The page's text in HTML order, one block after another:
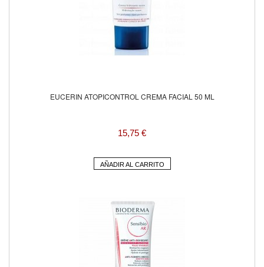
EUCERIN ATOPICONTROL CREMA FACIAL 50 ML
15,75 €
AÑADIR AL CARRITO